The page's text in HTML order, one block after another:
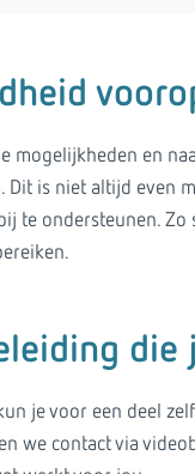
mogelijkheden en
Dit is niet altijd even
te ondersteunen. Zo
die
je voor een deel
we contact via